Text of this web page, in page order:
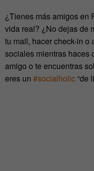
¿Tienes más amigos en
vida real? ¿No dejas de
tu mail, hacer check-in o
sociales mientras haces
amigo o te encuentras
eres un #socialholic“de